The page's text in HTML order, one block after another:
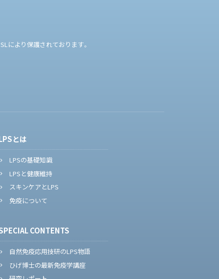
により保護されております。
とは
LPSの基礎知識
LPSと健康維持
スキンケアとLPS
免疫について
CONTENTS
自然免疫応用技研のLPS物語
ひげ博士の最新免疫学講座